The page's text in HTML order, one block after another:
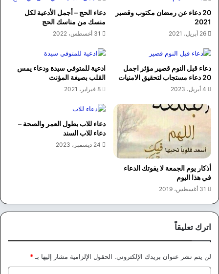
20 دعاء عن رمضان مكتوب وقصير
2021
26 أبريل، 2021
دعاء الحج – أجمل الأدعية لكل
منسك من مناسك الحج
31 أغسطس، 2022
دعاء قبل النوم قصير مؤثر اجمل
20 دعاء مستجاب لتحقيق الامنيات
4 أبريل، 2023
ادعية للمتوفي سيدة ودعاء يمس
القلب بصيغة المؤنث
8 فبراير، 2021
أذكار يوم الجمعة لا يفوتك الدعاء
في هذا اليوم
31 أغسطس، 2019
دعاء للاب بطول العمر والصحة –
دعاء للاب السند
24 ديسمبر، 2023
اترك تعليقاً
لن يتم نشر عنوان بريدك الإلكتروني. الحقول الإلزامية مشار إليها بـ*